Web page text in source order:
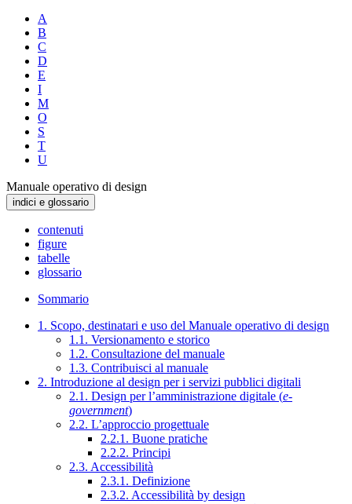
A
B
C
D
E
I
M
O
S
T
U
Manuale operativo di design
indici e glossario
contenuti
figure
tabelle
glossario
Sommario
1. Scopo, destinatari e uso del Manuale operativo di design
1.1. Versionamento e storico
1.2. Consultazione del manuale
1.3. Contribuisci al manuale
2. Introduzione al design per i servizi pubblici digitali
2.1. Design per l’amministrazione digitale (e-
government)
2.2. L’approccio progettuale
2.2.1. Buone pratiche
2.2.2. Principi
2.3. Accessibilità
2.3.1. Definizione
2.3.2. Accessibilità by design